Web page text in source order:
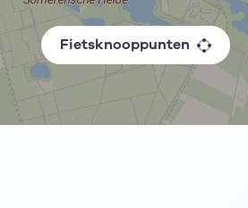
Fietsknooppunten